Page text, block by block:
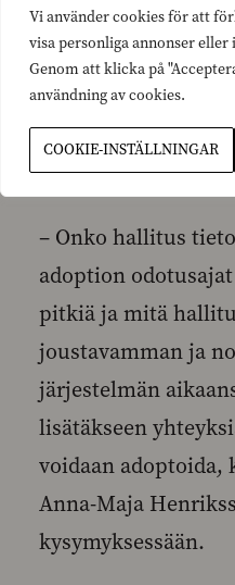
Vi använder cookies för att
visa personliga annonser
Genom att klicka på
användning av cookies.
COOKIE-INSTÄLLNINGAR
7.8.2008
Anna-Maja
odotusajat
– Onko hallitus
adoption
pitkiä ja mitä
joustavamman ja
järjestelmän
lisätäkseen
voidaan adoptoida,
Anna-Maja
kysymyksessään.